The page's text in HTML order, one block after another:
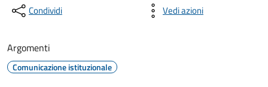
Condividi Vedi azioni
Argomenti
Comunicazione istituzionale